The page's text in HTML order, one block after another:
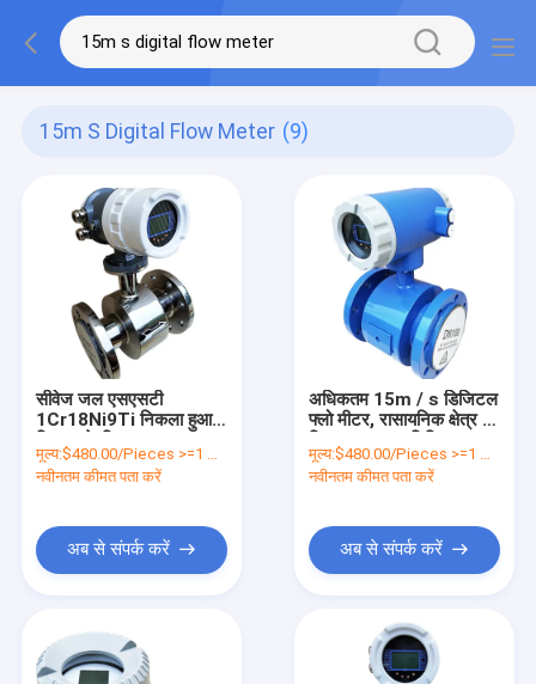
15m S Digital Flow Meter (9)
सीवेज जल एसएसटी
1Cr18Ni9Ti निकला हुआ
15m / s डिजिटल फ्लो
मीटर:
मूल्य:$480.00/Pieces >=1 Pieces
नवीनतम कीमत पता करें
अब से संपर्क करें
अधिकतम 15m / s डिजिटल
फ्लो मीटर, रासायनिक क्षेत्र के
प्रवाह सेंसर Sensor
मूल्य:$480.00/Pieces >=1 Pieces
नवीनतम कीमत पता करें
अब से संपर्क करें